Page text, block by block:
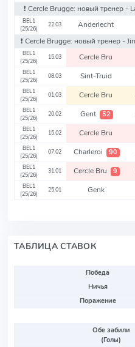
❗️ Cercle Brugge: новый тренер -
BEL1
(25/26)
22.03 Anderlecht
❗️ Cercle Brugge: новый тренер -
BEL1
(25/26)
15.03 Cercle Bru
BEL1
(25/26)
08.03 Sint-Truid
BEL1
(25/26)
01.03 Cercle Bru
BEL1
(25/26)
20.02 Gent 52
BEL1
(25/26)
15.02 Cercle Bru
BEL1
(25/26)
07.02 Charleroi 90
BEL1
(25/26)
31.01 Cercle Bru 9
BEL1
(25/26)
25.01 Genk
ТАБЛИЦА СТАВОК
Победа
Ничья
Поражение
Обе забили
(Голы)